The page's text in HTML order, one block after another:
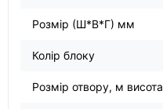
Розмір (Ш*В*Г) мм
Колір блоку
Розмір отвору, м висота